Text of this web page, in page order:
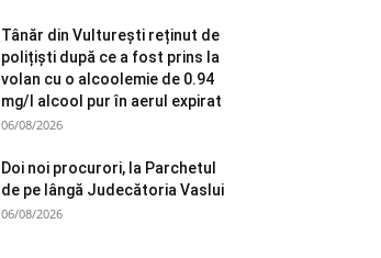
Tânăr din Vulturești reținut de
polițiști după ce a fost prins la
volan cu o alcoolemie de 0.94
mg/l alcool pur în aerul expirat
06/08/2026
Doi noi procurori, la Parchetul
de pe lângă Judecătoria Vaslui
06/08/2026